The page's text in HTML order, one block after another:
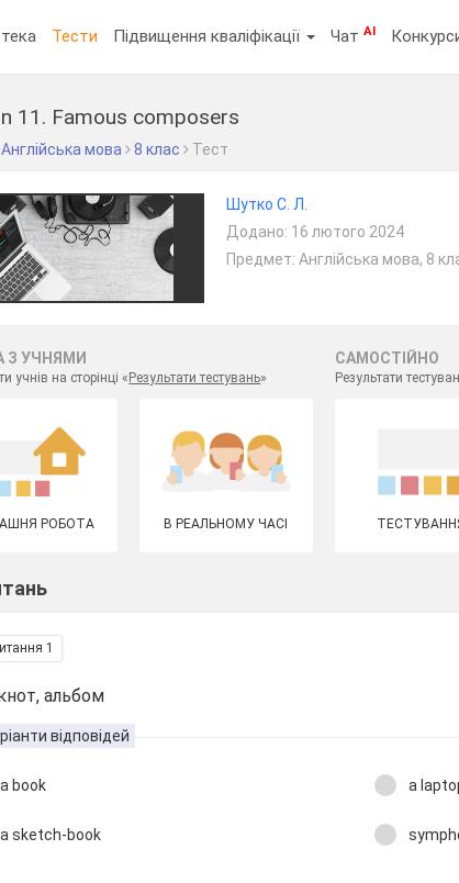
Тести Підвищення кваліфікації ЧатAI
11. Famous composers
Англійська мова 8 клас Тест
Шутко С. Л.
Додано: 16 лютого 2024
Предмет: Англійська мова, 8
З УЧНЯМИ
учнів на сторінці « Результати тестувань»
САМОСТІЙНО
Результати
РОБОТА В РЕАЛЬНОМУ ЧАСІ
1
альбом
відповідей
a book a
a sketch-book